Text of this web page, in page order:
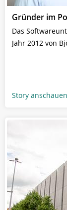
Gründer im
Das
Jahr 2012 von
Story anschauen